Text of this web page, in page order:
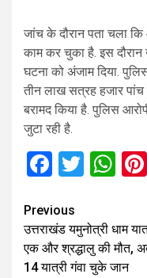
जांच के दौरान पता चला कि
काम कर चुका है. इस
घटना को अंजाम दिया.
तीन लाख सत्रह हजार
बरामद किया है. पुलिस
जुटा रही है.
Facebook
Continue
Reading
Previous
उत्तराखंड यमुनोत्री धाम
एक और श्रद्धालु की मौत,
14 यात्री गंवा चुके जान